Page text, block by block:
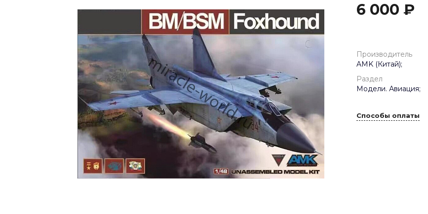
6 000 ₽
Производитель
AMK (Китай);
Раздел
Модели. Авиация;
Способы оплаты